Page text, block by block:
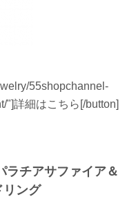
55shopchannel-
"]詳細はこちら[/button]
ラチアサファイア＆
リング